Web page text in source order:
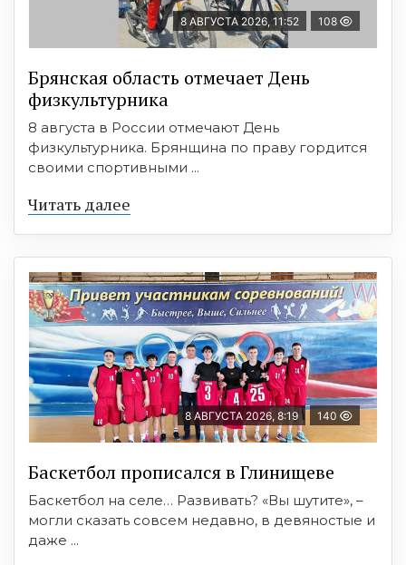
8 АВГУСТА 2026, 11:52 108
Брянская область отмечает День
физкультурника
8 августа в России отмечают День
физкультурника. Брянщина по праву гордится
своими спортивными ...
Читать далее
8 АВГУСТА 2026, 8:19 140
Баскетбол прописался в Глинищеве
Баскетбол на селе… Развивать? «Вы шутите», –
могли сказать совсем недавно, в девяностые и
даже ...